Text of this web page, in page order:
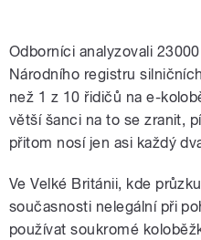
Odborníci analyzovali
Národního registru
než 1 z 10 řidičů na e-
větší šanci na to se zranit,
přitom nosí jen asi každý
Ve Velké Británii, kde
současnosti nelegální při
používat soukromé